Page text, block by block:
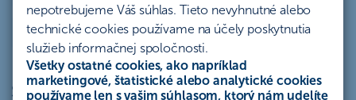
nepotrebujeme Váš súhlas. Tieto nevyhnutné alebo
technické cookies používame na účely poskytnutia
služieb informačnej spoločnosti.
Všetky ostatné cookies, ako napríklad
marketingové, štatistické alebo analytické cookies
používame len s vašim súhlasom, ktorý nám udelíte
Ostatné Archív
Štatút akcie „Každý deň smart“